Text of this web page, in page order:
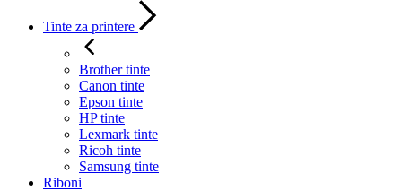
Tinte za printere
Brother tinte
Canon tinte
Epson tinte
HP tinte
Lexmark tinte
Ricoh tinte
Samsung tinte
Riboni